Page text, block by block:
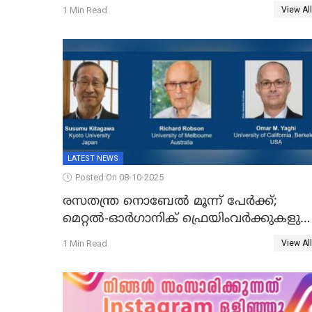
1 Min Read View All
LATEST NEWS
Posted On 08-10-2025
രസതന്ത്ര നൊബേല്‍ മൂന്ന് പേർക്ക്;
മെറ്റൽ-ഓർഗാനിക് ഫ്രെയിംവർക്കുകളുടെ
വികസനത്തിന്' നൽകിയ
1 Min Read View All